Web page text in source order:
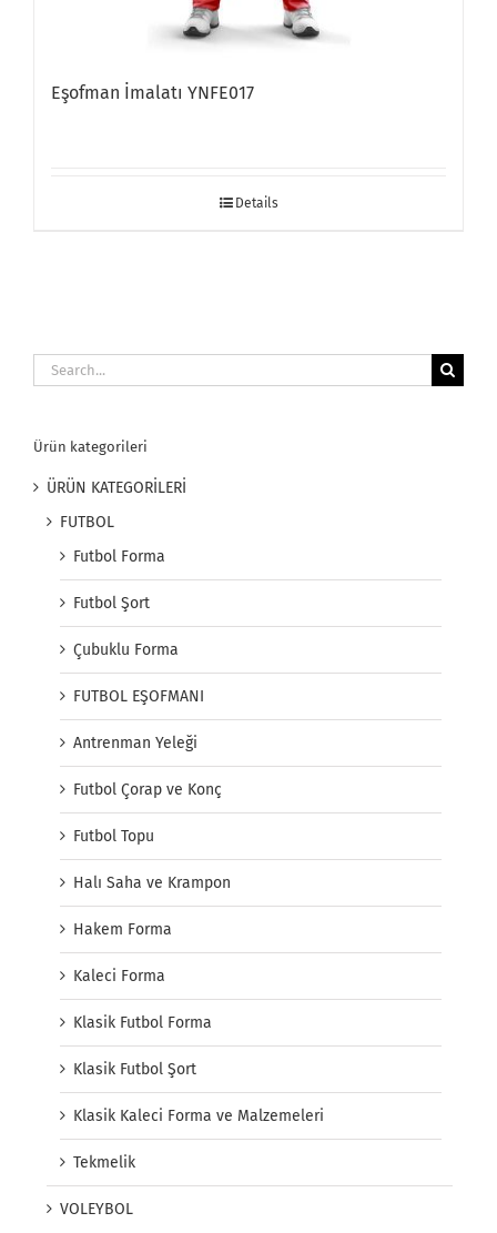
Eşofman İmalatı YNFE017
Details
Search
for:
Ürün kategorileri
ÜRÜN KATEGORİLERİ
FUTBOL
Futbol Forma
Futbol Şort
Çubuklu Forma
FUTBOL EŞOFMANI
Antrenman Yeleği
Futbol Çorap ve Konç
Futbol Topu
Halı Saha ve Krampon
Hakem Forma
Kaleci Forma
Klasik Futbol Forma
Klasik Futbol Şort
Klasik Kaleci Forma ve Malzemeleri
Tekmelik
VOLEYBOL